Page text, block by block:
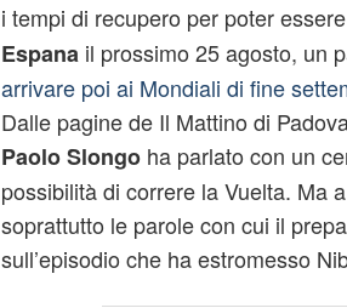
i tempi di recupero per poter
Espana il prossimo 25 agosto, un
arrivare poi ai Mondiali di fine
Dalle pagine de Il Mattino di
Paolo Slongoha parlato con un
possibilità di correre la Vuelta. Ma
soprattutto le parole con cui il
sull’episodio che ha estromesso